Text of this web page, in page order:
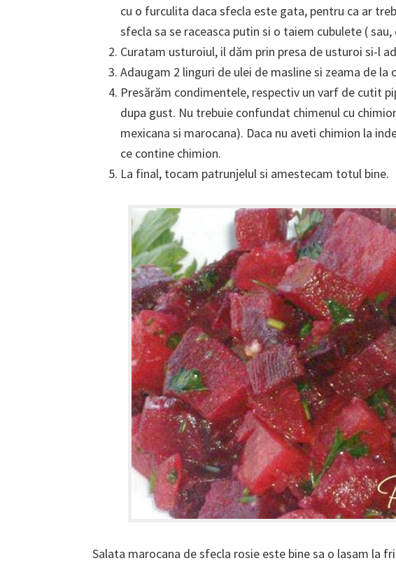
cu o furculita daca sfecla este gata, pentru ca ar
sfecla sa se raceasca putin si o taiem cubulete (
Curatam usturoiul, il dăm prin presa de usturoi si-l
Adaugam 2 linguri de ulei de masline si zeama de la
Presărăm condimentele, respectiv un varf de cutit
dupa gust. Nu trebuie confundat chimenul cu
mexicana si marocana). Daca nu aveti chimion la
ce contine chimion.
La final, tocam patrunjelul si amestecam totul bine.
Salata marocana de sfecla rosie este bine sa o lasam la